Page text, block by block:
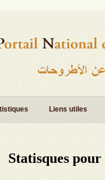
Liens utiles
Statisques